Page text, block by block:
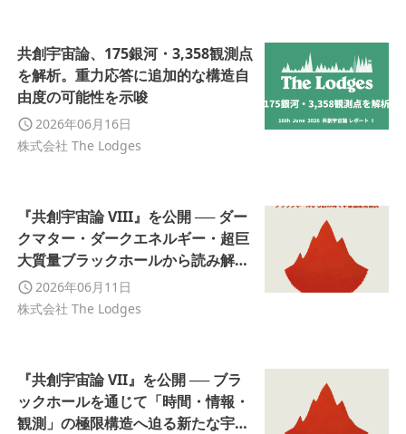
共創宇宙論、175銀河・3,358観測点
を解析。重力応答に追加的な構造自
由度の可能性を示唆
2026年06月16日
株式会社 The Lodges
『共創宇宙論 VIII』を公開 ── ダー
クマター・ダークエネルギー・超巨
大質量ブラックホールから読み解く
「宇宙固定点仮説」を提示
2026年06月11日
株式会社 The Lodges
『共創宇宙論 VII』を公開 ── ブラ
ックホールを通じて「時間・情報・
観測」の極限構造へ迫る新たな宇宙